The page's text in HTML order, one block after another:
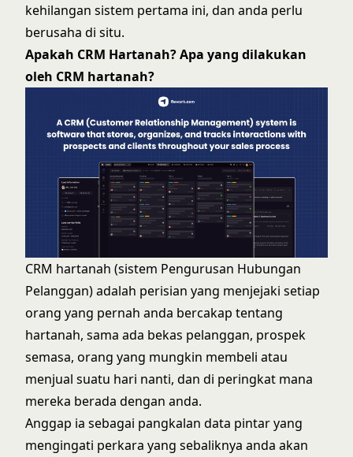
kehilangan sistem pertama ini, dan anda perlu
berusaha di situ.
Apakah CRM Hartanah? Apa yang dilakukan
oleh CRM hartanah?
CRM hartanah (sistem Pengurusan Hubungan
Pelanggan) adalah perisian yang menjejaki setiap
orang yang pernah anda bercakap tentang
hartanah, sama ada bekas pelanggan, prospek
semasa, orang yang mungkin membeli atau
menjual suatu hari nanti, dan di peringkat mana
mereka berada dengan anda.
Anggap ia sebagai pangkalan data pintar yang
mengingati perkara yang sebaliknya anda akan